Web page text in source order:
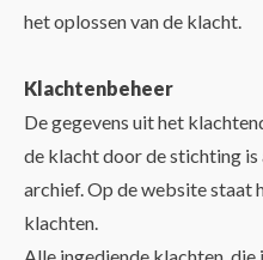
het oplossen van de klacht.
Klachtenbeheer
De gegevens uit het
de klacht door de stichting
archief. Op de website staat
klachten.